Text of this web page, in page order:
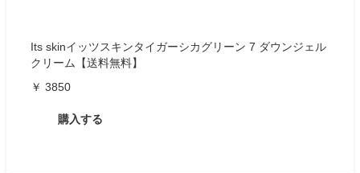
Its skinイッツスキンタイガーシカグリーン 7 ダウンジェル
クリーム【送料無料】
￥ 3850
購入する